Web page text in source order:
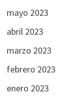
mayo 2023
abril 2023
marzo 2023
febrero 2023
enero 2023